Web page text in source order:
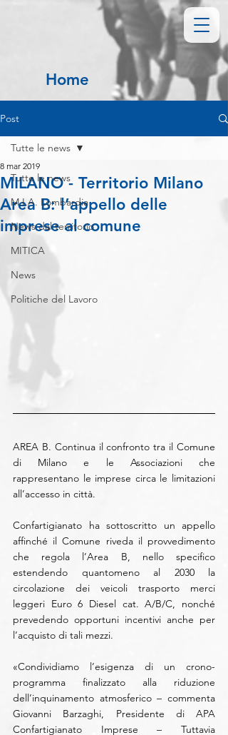
Home
Post
Tutte le news
M.I.A. Lombardia
News dal territorio
MITICA
News
Politiche del Lavoro
Tutte le news
MILANO - Territorio Milano
Area B: l’appello delle
imprese al comune
8 mar 2019
AREA B. Continua il confronto tra il Comune
di Milano e le Associazioni che
rappresentano le imprese circa le limitazioni
all’accesso in città.
Confartigianato ha sottoscritto un appello
affinché il Comune riveda il provvedimento
che regola l’Area B, nello specifico
estendendo quantomeno al 2030 la
circolazione dei veicoli trasporto merci
leggeri Euro 6 Diesel cat. A/B/C, nonché
prevedendo opportuni incentivi anche per
l’acquisto di tali mezzi.
«Condividiamo l’esigenza di un crono-
programma finalizzato alla riduzione
dell’inquinamento atmosferico – commenta
Giovanni Barzaghi, Presidente di APA
Confartigianato Imprese – Tuttavia